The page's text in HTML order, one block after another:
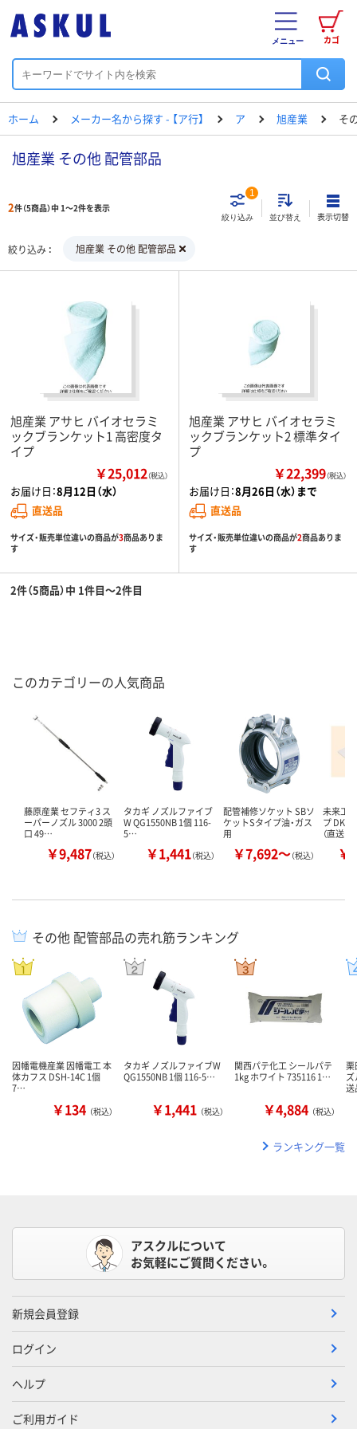
カゴ
メニュー
ホーム メーカー名から探す - 【ア行】 ア 旭産業 そ
旭産業 その他 配管部品
2件（5商品）中 1～2件を表示
絞り込み
1
並び替え 表示切替
絞り込み 旭産業 その他 配管部品
旭産業 アサヒ バイオセラミ
ックブランケット1 高密度タ
イプ
￥25,012（税込）
お届け日：8月12日（水）
直送品
サイズ・販売単位違いの商品が3商品ありま
す
旭産業 アサヒ バイオセラミ
ックブランケット2 標準タイ
プ
￥22,399（税込）
お届け日：8月26日（水）まで
直送品
サイズ・販売単位違いの商品が2商品ありま
す
2件（5商品）中 1件目～2件目
このカテゴリーの人気商品
藤原産業 セフティ3 ス
ーパーノズル 3000 2頭
口 49…
￥9,487（税込）
タカギ ノズルファイブ
W QG1550NB 1個 116-
5…
￥1,441（税込）
配管補修ソケット SBソ
ケットSタイプ油・ガス
用
￥7,692～（税込）
未来工
プ
（直送…
￥
その他 配管部品の売れ筋ランキング
因幡電機産業 因幡電工 本
体カフス DSH-14C 1個
7…
￥134 （税込）
タカギ ノズルファイブW
QG1550NB 1個 116-5…
￥1,441 （税込）
関西パテ化工 シールパテ
1kg ホワイト 735116 1…
￥4,884 （税込）
栗
ズ
ランキング一覧
アスクルについて
お気軽にご質問ください。
新規会員登録
ログイン
ヘルプ
ご利用ガイド